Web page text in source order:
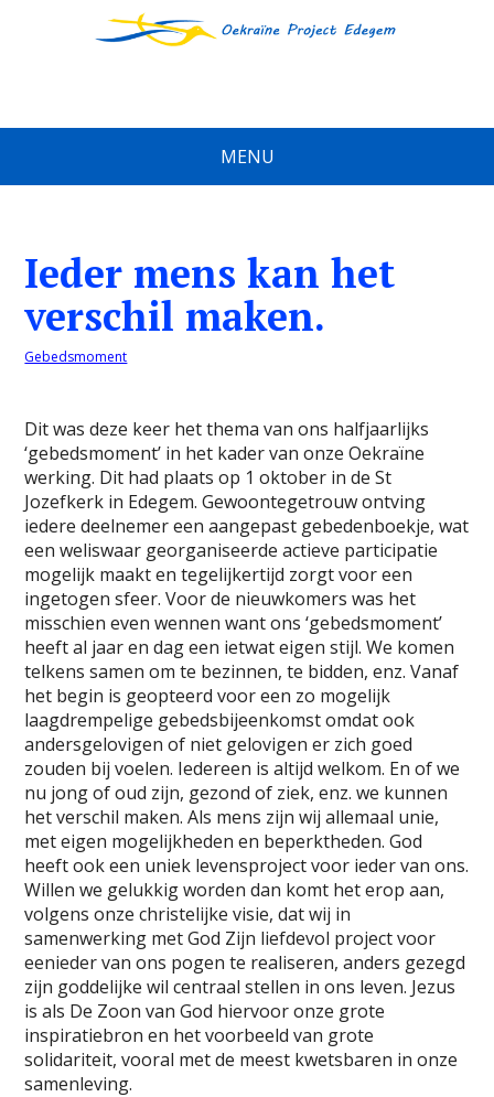
MENU
Ieder mens kan het
verschil maken.
Gebedsmoment
Dit was deze keer het thema van ons halfjaarlijks
‘gebedsmoment’ in het kader van onze Oekraïne
werking. Dit had plaats op 1 oktober in de St
Jozefkerk in Edegem. Gewoontegetrouw ontving
iedere deelnemer een aangepast gebedenboekje, wat
een weliswaar georganiseerde actieve participatie
mogelijk maakt en tegelijkertijd zorgt voor een
ingetogen sfeer. Voor de nieuwkomers was het
misschien even wennen want ons ‘gebedsmoment’
heeft al jaar en dag een ietwat eigen stijl. We komen
telkens samen om te bezinnen, te bidden, enz. Vanaf
het begin is geopteerd voor een zo mogelijk
laagdrempelige gebedsbijeenkomst omdat ook
andersgelovigen of niet gelovigen er zich goed
zouden bij voelen. Iedereen is altijd welkom. En of we
nu jong of oud zijn, gezond of ziek, enz. we kunnen
het verschil maken. Als mens zijn wij allemaal unie,
met eigen mogelijkheden en beperktheden. God
heeft ook een uniek levensproject voor ieder van ons.
Willen we gelukkig worden dan komt het erop aan,
volgens onze christelijke visie, dat wij in
samenwerking met God Zijn liefdevol project voor
eenieder van ons pogen te realiseren, anders gezegd
zijn goddelijke wil centraal stellen in ons leven. Jezus
is als De Zoon van God hiervoor onze grote
inspiratiebron en het voorbeeld van grote
solidariteit, vooral met de meest kwetsbaren in onze
samenleving.